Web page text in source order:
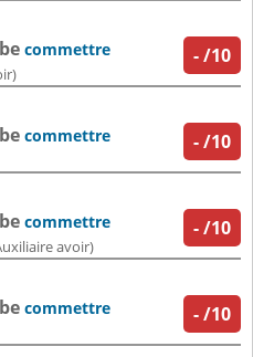
-/10
commettre
-/10
commettre
-/10
commettre
avoir)
-/10
commettre